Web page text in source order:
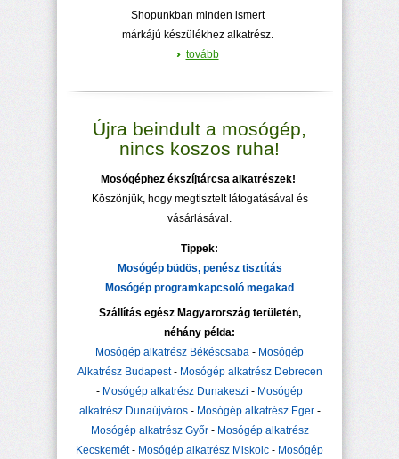
Shopunkban minden ismert
márkájú készülékhez alkatrész.
tovább
Újra beindult a mosógép,
nincs koszos ruha!
Mosógéphez ékszíjtárcsa alkatrészek!
Köszönjük, hogy megtisztelt látogatásával és
vásárlásával.
Tippek:
Mosógép büdös, penész tisztítás
Mosógép programkapcsoló megakad
Szállítás egész Magyarország területén,
néhány példa:
Mosógép alkatrész Békéscsaba - Mosógép
Alkatrész Budapest- Mosógép alkatrész Debrecen
- Mosógép alkatrész Dunakeszi - Mosógép
alkatrész Dunaújváros- Mosógép alkatrész Eger-
Mosógép alkatrész Győr- Mosógép alkatrész
Kecskemét- Mosógép alkatrész Miskolc - Mosógép